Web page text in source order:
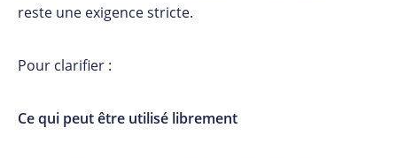
reste une exigence stricte.
Pour clarifier :
Ce qui peut être utilisé librement